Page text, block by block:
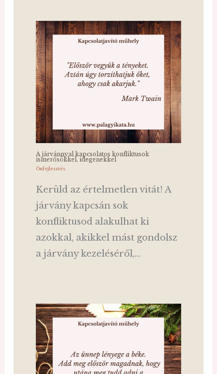
A járvánnyal kapcsolatos konfliktusok
ismerősökkel, idegenekkel
Önfejlesztés
Kerüld az értelmetlen vitát! A
járvány kapcsán sok
konfliktusod alakulhat ki
azokkal, akikkel mást gondolsz
a járvány kezeléséről,…